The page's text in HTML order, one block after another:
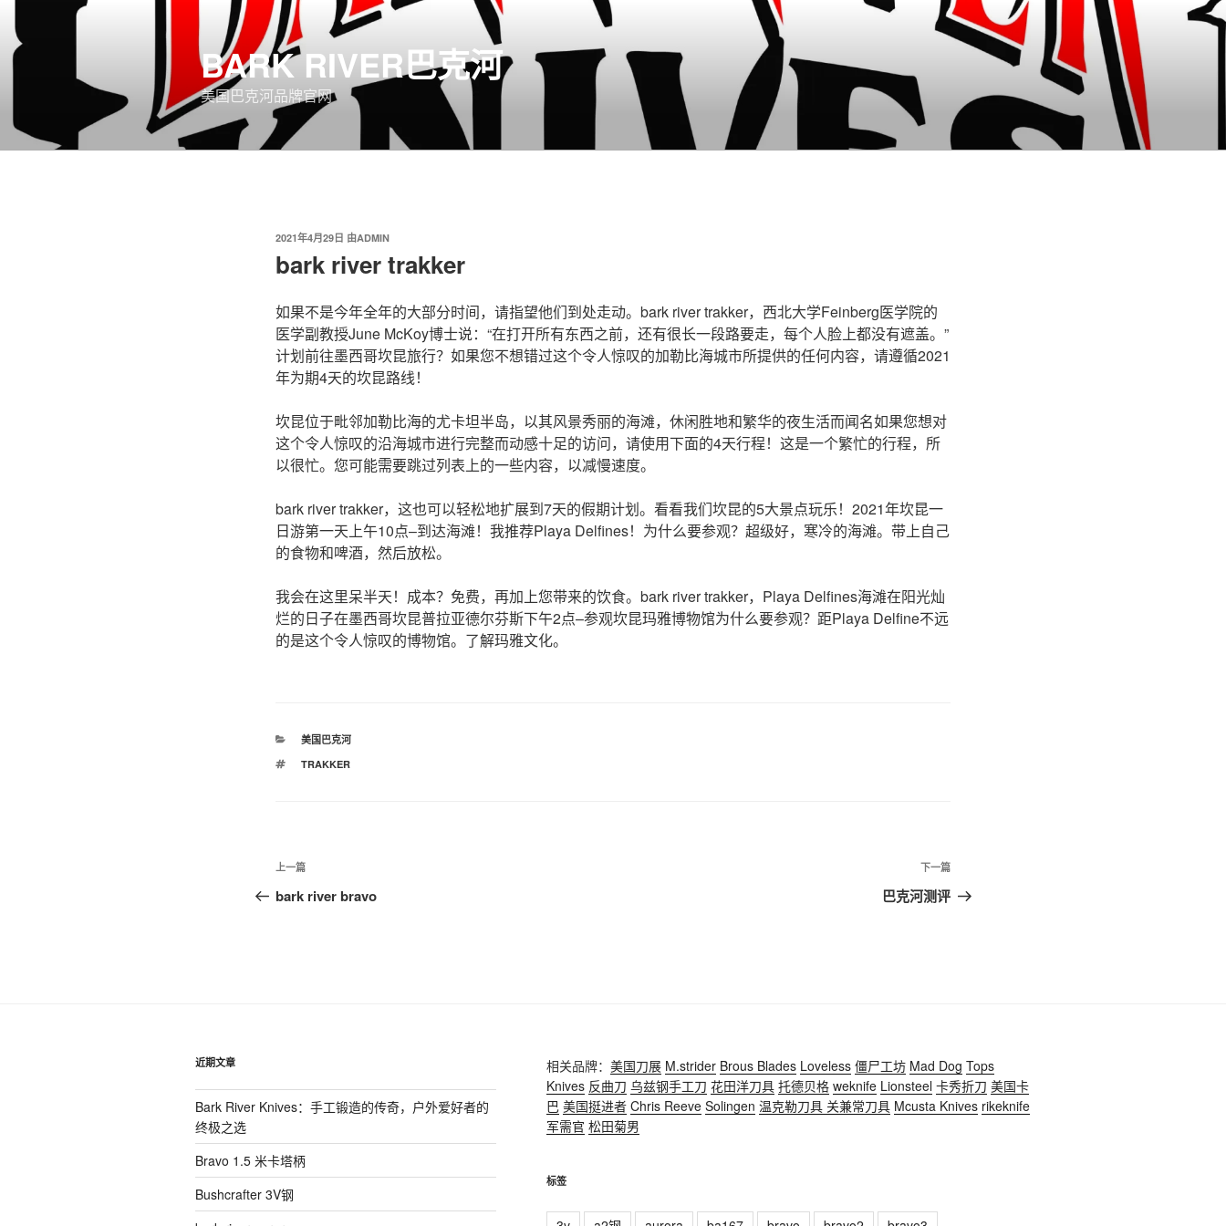
内
BARK RIVER巴克河
美国巴克河品牌官网
发
于
2021年4月29日 由ADMIN
bark river trakker
如果不是今年全年的大部分时间，请指望他们到处走动。bark river trakker，西北大学Feinberg医学院的
医学副教授June McKoy博士说：“在打开所有东西之前，还有很长一段路要走，每个人脸上都没有遮盖。”
计划前往墨西哥坎昆旅行？如果您不想错过这个令人惊叹的加勒比海城市所提供的任何内容，请遵循2021
年为期4天的坎昆路线！
坎昆位于毗邻加勒比海的尤卡坦半岛，以其风景秀丽的海滩，休闲胜地和繁华的夜生活而闻名如果您想对
这个令人惊叹的沿海城市进行完整而动感十足的访问，请使用下面的4天行程！这是一个繁忙的行程，所
以很忙。您可能需要跳过列表上的一些内容，以减慢速度。
bark river trakker，这也可以轻松地扩展到7天的假期计划。看看我们坎昆的5大景点玩乐！2021年坎昆一
日游第一天上午10点–到达海滩！我推荐Playa Delfines！为什么要参观？超级好，寒冷的海滩。带上自己
的食物和啤酒，然后放松。
我会在这里呆半天！成本？免费，再加上您带来的饮食。bark river trakker，Playa Delfines海滩在阳光灿
烂的日子在墨西哥坎昆普拉亚德尔芬斯下午2点–参观坎昆玛雅博物馆为什么要参观？距Playa Delfine不远
的是这个令人惊叹的博物馆。了解玛雅文化。
分
美国巴克河
标
TRAKKER
文
章
上
一
上一篇
bark river bravo
一
下一篇
巴克河测评
近期文章
Bark River Knives：手工锻造的传奇，户外爱好者的
终极之选
Bravo 1.5 米卡塔柄
Bushcrafter 3V钢
相关品牌： 美国刀展 M.strider Brous Blades Loveless 僵尸工坊 Mad Dog Tops
Knives 反曲刀 乌兹钢手工刀 花田洋刀具 托德贝格 weknife Lionsteel 卡秀折刀 美国卡
巴 美国挺进者 Chris Reeve Solingen 温克勒刀具 关兼常刀具 Mcusta Knives rikeknife
军需官 松田菊男
标签